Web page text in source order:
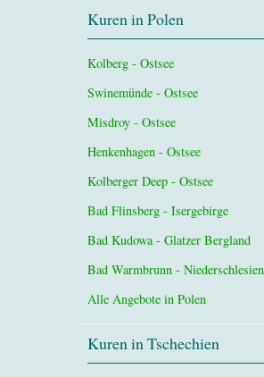
Kuren in Polen
Kolberg - Ostsee
Swinemünde - Ostsee
Misdroy - Ostsee
Henkenhagen - Ostsee
Kolberger Deep - Ostsee
Bad Flinsberg - Isergebirge
Bad Kudowa - Glatzer Bergland
Bad Warmbrunn - Niederschlesien
Alle Angebote in Polen
Kuren in Tschechien